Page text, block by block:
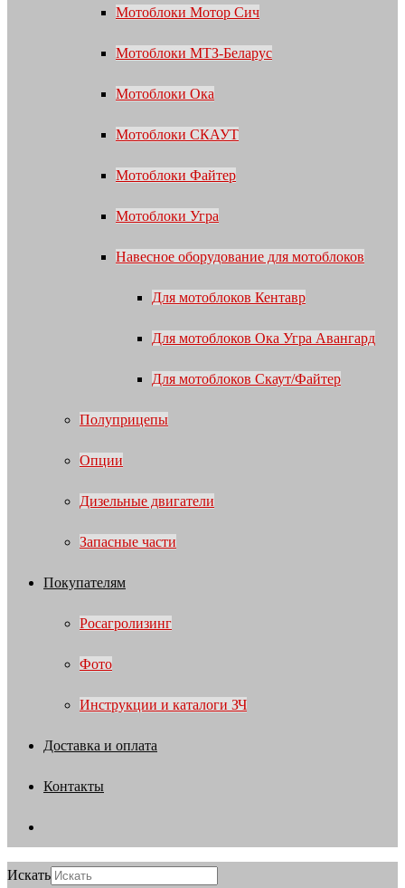
Мотоблоки Мотор Сич
Мотоблоки МТЗ-Беларус
Мотоблоки Ока
Мотоблоки СКАУТ
Мотоблоки Файтер
Мотоблоки Угра
Навесное оборудование для мотоблоков
Для мотоблоков Кентавр
Для мотоблоков Ока Угра Авангард
Для мотоблоков Скаут/Файтер
Полуприцепы
Опции
Дизельные двигатели
Запасные части
Покупателям
Росагролизинг
Фото
Инструкции и каталоги ЗЧ
Доставка и оплата
Контакты
Искать